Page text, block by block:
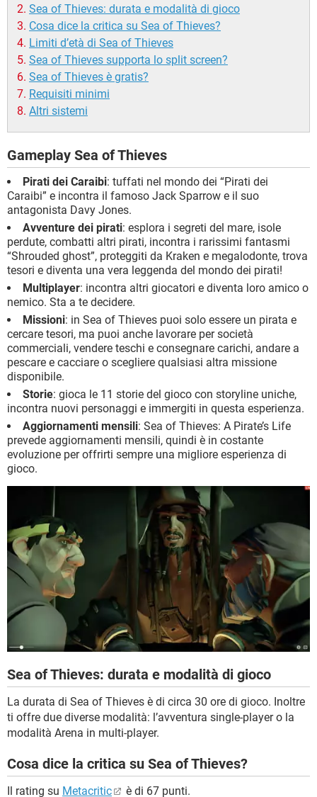
Sea of Thieves: durata e modalità di gioco
Cosa dice la critica su Sea of Thieves?
Limiti d’età di Sea of Thieves
Sea of Thieves supporta lo split screen?
Sea of Thieves è gratis?
Requisiti minimi
Altri sistemi
Gameplay Sea of Thieves
Pirati dei Caraibi: tuffati nel mondo dei “Pirati dei
Caraibi” e incontra il famoso Jack Sparrow e il suo
antagonista Davy Jones.
Avventure dei pirati: esplora i segreti del mare, isole
perdute, combatti altri pirati, incontra i rarissimi fantasmi
“Shrouded ghost”, proteggiti da Kraken e megalodonte, trova
tesori e diventa una vera leggenda del mondo dei pirati!
Multiplayer: incontra altri giocatori e diventa loro amico o
nemico. Sta a te decidere.
Missioni: in Sea of Thieves puoi solo essere un pirata e
cercare tesori, ma puoi anche lavorare per società
commerciali, vendere teschi e consegnare carichi, andare a
pescare e cacciare o scegliere qualsiasi altra missione
disponibile.
Storie: gioca le 11 storie del gioco con storyline uniche,
incontra nuovi personaggi e immergiti in questa esperienza.
Aggiornamenti mensili: Sea of Thieves: A Pirate’s Life
prevede aggiornamenti mensili, quindi è in costante
evoluzione per offrirti sempre una migliore esperienza di
gioco.
Sea of Thieves: durata e modalità di gioco
La durata di Sea of Thieves è di circa 30 ore di gioco. Inoltre
ti offre due diverse modalità: l’avventura single-player o la
modalità Arena in multi-player.
Cosa dice la critica su Sea of Thieves?
Il rating su Metacritic è di 67 punti.